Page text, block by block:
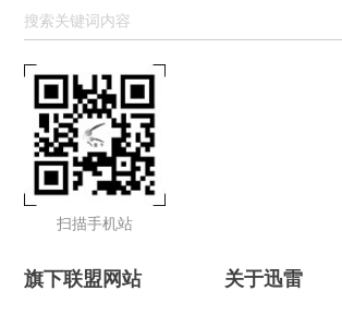
扫描手机站
旗下联盟网站 关于迅雷